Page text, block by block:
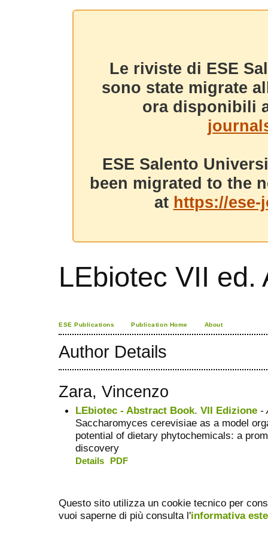
Le riviste di ESE
sono state migrate
ora disponibili
ESE Salento
been migrated to the
at https://
LEbiotec VII ed.
ESE Publications Publication Home About
Author Details
Zara, Vincenzo
LEbiotec - Abstract Book. VII Edizione -
Saccharomyces cerevisiae as a model
potential of dietary phytochemicals: a
discovery
Details PDF
Questo sito utilizza un cookie tecnico per
vuoi saperne di più consulta l'informativa